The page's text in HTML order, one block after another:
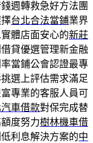
週轉救急好方法團
台北合法當鋪業界
體店面安心的新莊
貸優選管理新金融
當鋪公會認證最專
選上評估需求滿足
專業的客服人員可
車借款對保完成替
度努力樹林機車借
利息解決方案的中